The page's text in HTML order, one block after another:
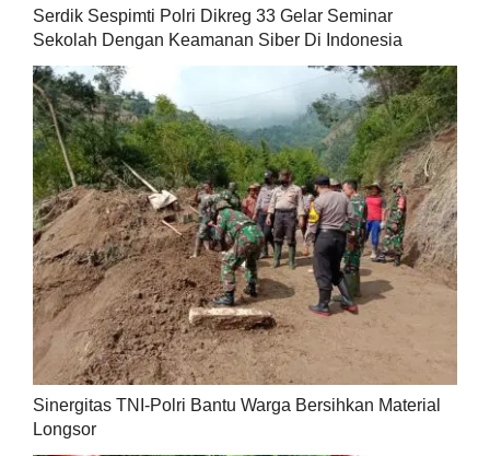
Serdik Sespimti Polri Dikreg 33 Gelar Seminar
Sekolah Dengan Keamanan Siber Di Indonesia
Sinergitas TNI-Polri Bantu Warga Bersihkan Material
Longsor